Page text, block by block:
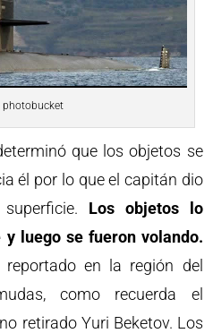
photobucket
que los objetos se
él por lo que el capitán dio
Los objetos lo
luego se fueron volando.
en la región del
como recuerda el
retirado Yuri Beketov. Los